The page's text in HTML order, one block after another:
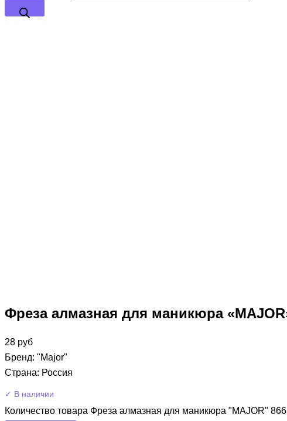
Фреза алмазная для маникюра
28 руб
Бренд: "Major"
Страна: Россия
✓ В наличии
Количество товара Фреза алмазная для маникюра "MAJOR"